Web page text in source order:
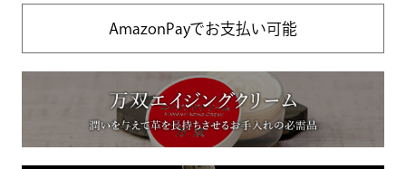
AmazonPayでお支払い可能